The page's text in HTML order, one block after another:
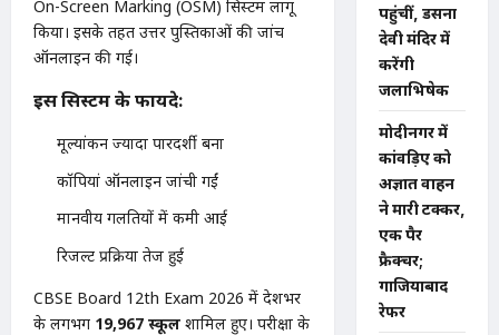
On-Screen Marking (OSM) सिस्टम लागू
किया। इसके तहत उत्तर पुस्तिकाओं की जांच
ऑनलाइन की गई।
इस सिस्टम के फायदे:
मूल्यांकन ज्यादा पारदर्शी बना
कॉपियां ऑनलाइन जांची गईं
मानवीय गलतियों में कमी आई
रिजल्ट प्रक्रिया तेज हुई
CBSE Board 12th Exam 2026 में देशभर
के लगभग 19,967 स्कूल शामिल हुए। परीक्षा के
पहुंचीं, डसना
देवी मंदिर में
करेंगी
जलाभिषेक
मोदीनगर में
कांवड़िए को
अज्ञात वाहन
ने मारी टक्कर,
एक पैर
फ्रैक्चर;
गाजियाबाद
रेफर